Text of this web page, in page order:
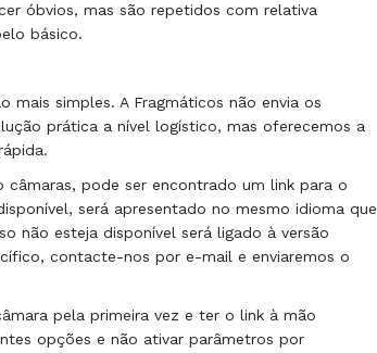
óbvios, mas são repetidos com relativa
básico.
simples. A Fragmáticos não envia os
prática a nível logístico, mas oferecemos a
câmaras, pode ser encontrado um link para o
será apresentado no mesmo idioma que
não esteja disponível será ligado à versão
contacte-nos por e-mail e enviaremos o
pela primeira vez e ter o link à mão
opções e não ativar parâmetros por